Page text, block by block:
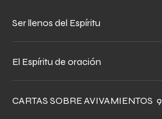
Ser llenos del Espíritu
El Espíritu de oración
CARTAS SOBRE AVIVAMIENTOS 9